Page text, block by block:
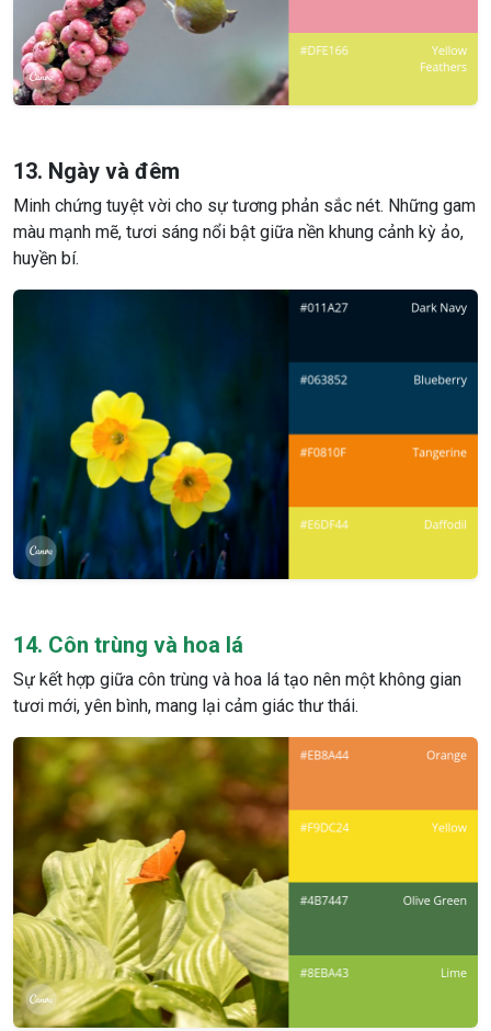
13. Ngày và đêm
Minh chứng tuyệt vời cho sự tương phản sắc nét. Những gam
màu mạnh mẽ, tươi sáng nổi bật giữa nền khung cảnh kỳ ảo,
huyền bí.
14. Côn trùng và hoa lá
Sự kết hợp giữa côn trùng và hoa lá tạo nên một không gian
tươi mới, yên bình, mang lại cảm giác thư thái.